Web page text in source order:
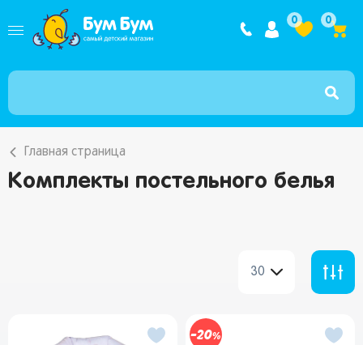
Интернет
0 0
Главная страница
Комплекты постельного белья
30
20